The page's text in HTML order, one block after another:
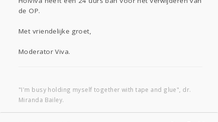
de OP.
Met vriendelijke groet,
Moderator Viva.
"I'm busy holding myself together with tape and glue", dr.
Miranda Bailey.